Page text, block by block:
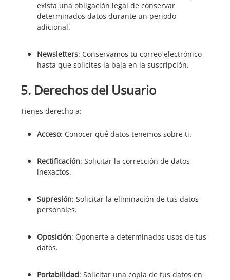
exista una obligación legal de conservar
determinados datos durante un periodo
adicional.
Newsletters: Conservamos tu correo electrónico
hasta que solicites la baja en la suscripción.
5. Derechos del Usuario
Tienes derecho a:
Acceso: Conocer qué datos tenemos sobre ti.
Rectificación: Solicitar la corrección de datos
inexactos.
Supresión: Solicitar la eliminación de tus datos
personales.
Oposición: Oponerte a determinados usos de tus
datos.
Portabilidad: Solicitar una copia de tus datos en